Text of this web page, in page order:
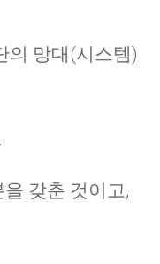
의 망대(시스템)
갖춘 것이고,